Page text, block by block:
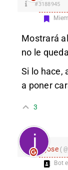
#3188945
Mostrará
no le
Si lo hace,
a poner
3
jose
Bot